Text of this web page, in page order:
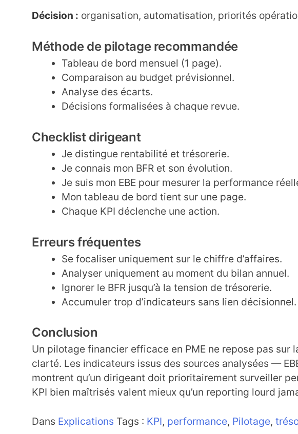
Décision : organisation, automatisation, priorités
Méthode de pilotage recommandée
Tableau de bord mensuel (1 page).
Comparaison au budget prévisionnel.
Analyse des écarts.
Décisions formalisées à chaque revue.
Checklist dirigeant
Je distingue rentabilité et trésorerie.
Je connais mon BFR et son évolution.
Je suis mon EBE pour mesurer la performance
Mon tableau de bord tient sur une page.
Chaque KPI déclenche une action.
Erreurs fréquentes
Se focaliser uniquement sur le chiffre d’affaires.
Analyser uniquement au moment du bilan annuel.
Ignorer le BFR jusqu’à la tension de trésorerie.
Accumuler trop d’indicateurs sans lien décisionnel.
Conclusion
Un pilotage financier efficace en PME ne repose pas sur
clarté. Les indicateurs issus des sources analysées —
montrent qu’un dirigeant doit prioritairement surveiller
KPI bien maîtrisés valent mieux qu’un reporting lourd
Dans Explications Tags : KPI, performance, Pilotage,